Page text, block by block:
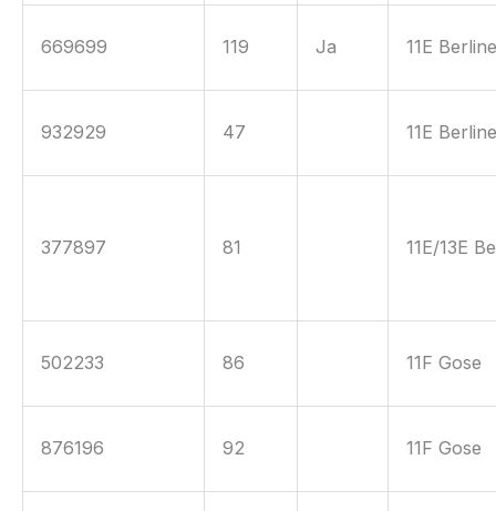
669699 119 Ja 11E
932929 47 11E
377897 81 11E/13E
502233 86 11F Gose
876196 92 11F Gose